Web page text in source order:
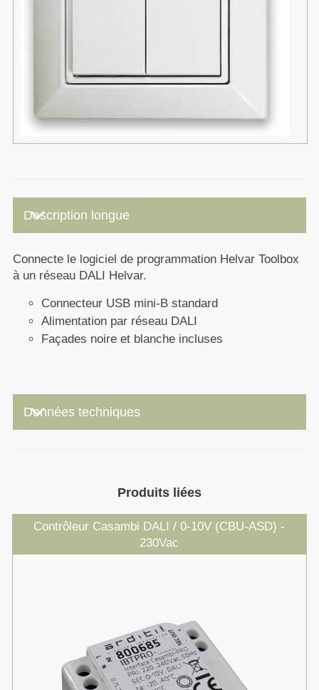
Description longue
keyboard_arrow_down
Connecte le logiciel de programmation Helvar Toolbox
à un réseau DALI Helvar.
Connecteur USB mini-B standard
Alimentation par réseau DALI
Façades noire et blanche incluses
Données techniques
keyboard_arrow_down
Produits liées
Contrôleur Casambi DALI / 0-10V (CBU-ASD) -
230Vac